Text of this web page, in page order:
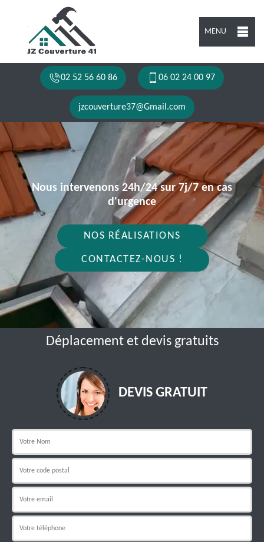
MENU
02 52 56 60 86 06 02 24 00 97
jzcouverture37@Gmail.com
Nous intervenons 24h/24 sur 7j/7 en cas
d'urgence
NOS RÉALISATIONS
CONTACTEZ-NOUS !
Déplacement et devis gratuits
DEVIS GRATUIT